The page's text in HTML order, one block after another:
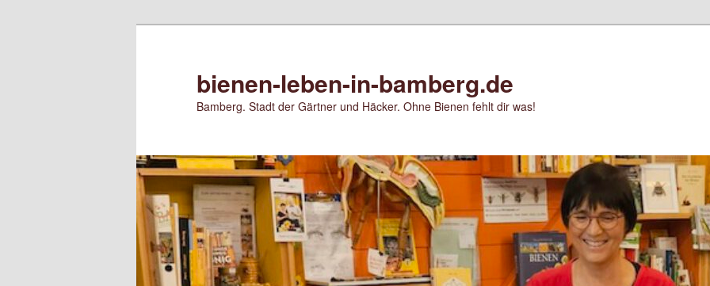
bienen-leben-in-bamberg.de
Bamberg. Stadt der Gärtner und Häcker. Ohne Bienen fehlt dir was!